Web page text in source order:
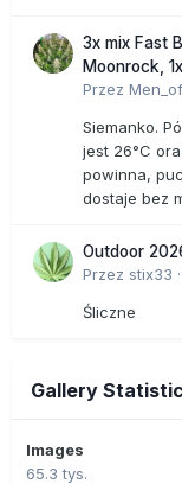
3x mix Fast
Moonrock,
Przez
Siemanko.
jest 26°C
powinna,
dostaje bez
Outdoor
Przez stix33 ·
Śliczne
Gallery
Images
65.3 tys.